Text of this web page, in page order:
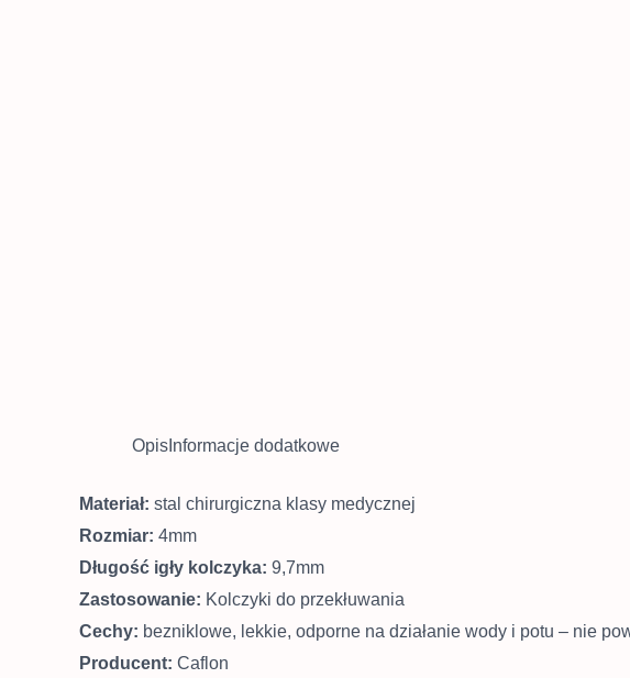
Opis Informacje dodatkowe
Materiał: stal chirurgiczna klasy medycznej
Rozmiar: 4mm
Długość igły kolczyka: 9,7mm
Zastosowanie: Kolczyki do przekłuwania
Cechy: bezniklowe, lekkie, odporne na działanie wody i potu – nie
Producent: Caflon